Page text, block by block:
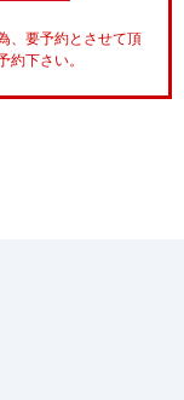
、要予約とさせて頂
約下さい。